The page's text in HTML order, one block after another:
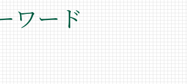
ワード